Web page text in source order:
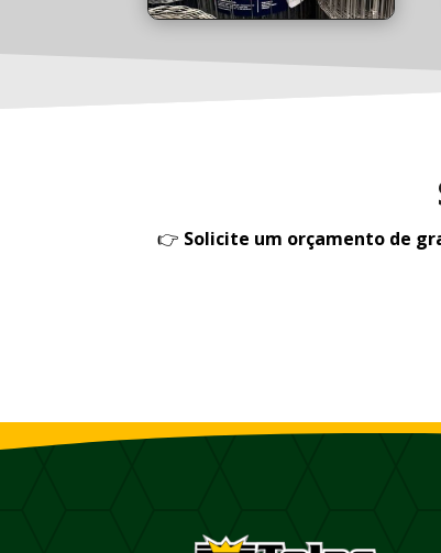
👉 Solicite um orçamento de